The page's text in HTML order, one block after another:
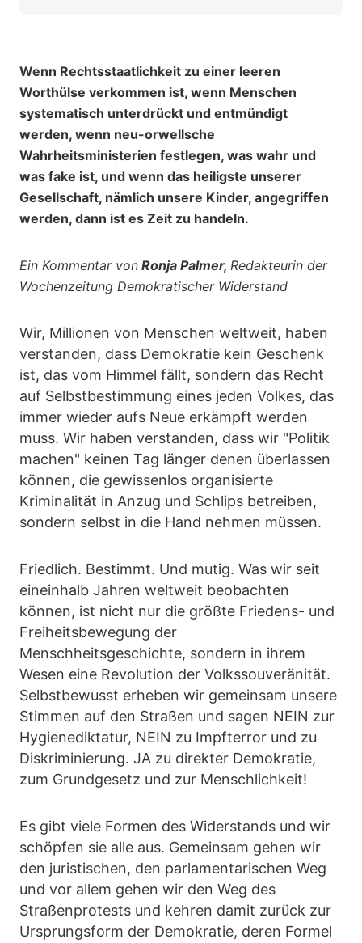
Wenn Rechtsstaatlichkeit zu einer leeren
Worthülse verkommen ist, wenn Menschen
systematisch unterdrückt und entmündigt
werden, wenn neu-orwellsche
Wahrheitsministerien festlegen, was wahr und
was fake ist, und wenn das heiligste unserer
Gesellschaft, nämlich unsere Kinder, angegriffen
werden, dann ist es Zeit zu handeln.
Ein Kommentar von Ronja Palmer, Redakteurin der
Wochenzeitung Demokratischer Widerstand
Wir, Millionen von Menschen weltweit, haben
verstanden, dass Demokratie kein Geschenk
ist, das vom Himmel fällt, sondern das Recht
auf Selbstbestimmung eines jeden Volkes, das
immer wieder aufs Neue erkämpft werden
muss. Wir haben verstanden, dass wir "Politik
machen" keinen Tag länger denen überlassen
können, die gewissenlos organisierte
Kriminalität in Anzug und Schlips betreiben,
sondern selbst in die Hand nehmen müssen.
Friedlich. Bestimmt. Und mutig. Was wir seit
eineinhalb Jahren weltweit beobachten
können, ist nicht nur die größte Friedens- und
Freiheitsbewegung der
Menschheitsgeschichte, sondern in ihrem
Wesen eine Revolution der Volkssouveränität.
Selbstbewusst erheben wir gemeinsam unsere
Stimmen auf den Straßen und sagen NEIN zur
Hygienediktatur, NEIN zu Impfterror und zu
Diskriminierung. JA zu direkter Demokratie,
zum Grundgesetz und zur Menschlichkeit!
Es gibt viele Formen des Widerstands und wir
schöpfen sie alle aus. Gemeinsam gehen wir
den juristischen, den parlamentarischen Weg
und vor allem gehen wir den Weg des
Straßenprotests und kehren damit zurück zur
Ursprungsform der Demokratie, deren Formel